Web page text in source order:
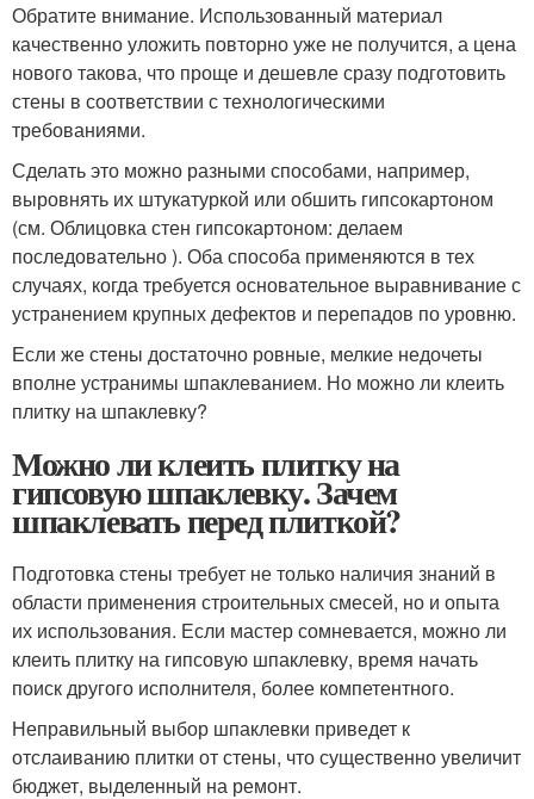
Обратите внимание. Использованный материал
качественно уложить повторно уже не получится, а цена
нового такова, что проще и дешевле сразу подготовить
стены в соответствии с технологическими
требованиями.
Сделать это можно разными способами, например,
выровнять их штукатуркой или обшить гипсокартоном
(см. Облицовка стен гипсокартоном: делаем
последовательно ). Оба способа применяются в тех
случаях, когда требуется основательное выравнивание с
устранением крупных дефектов и перепадов по уровню.
Если же стены достаточно ровные, мелкие недочеты
вполне устранимы шпаклеванием. Но можно ли клеить
плитку на шпаклевку?
Можно ли клеить плитку на
гипсовую шпаклевку. Зачем
шпаклевать перед плиткой?
Подготовка стены требует не только наличия знаний в
области применения строительных смесей, но и опыта
их использования. Если мастер сомневается, можно ли
клеить плитку на гипсовую шпаклевку, время начать
поиск другого исполнителя, более компетентного.
Неправильный выбор шпаклевки приведет к
отслаиванию плитки от стены, что существенно увеличит
бюджет, выделенный на ремонт.